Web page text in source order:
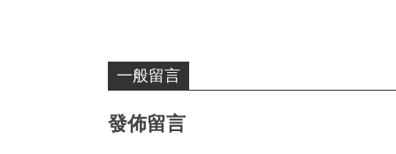
一般留言
發佈留言